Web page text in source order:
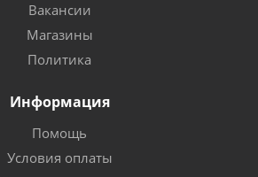
Вакансии
Магазины
Политика
Информация
Помощь
Условия оплаты